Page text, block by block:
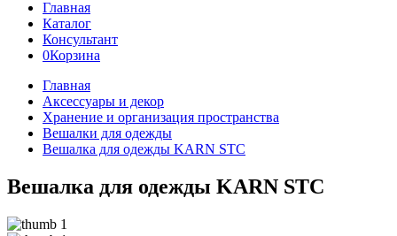
Главная
Каталог
Консультант
0Корзина
Главная
Аксессуары и декор
Хранение и организация пространства
Вешалки для одежды
Вешалка для одежды KARN STC
Вешалка для одежды KARN STC